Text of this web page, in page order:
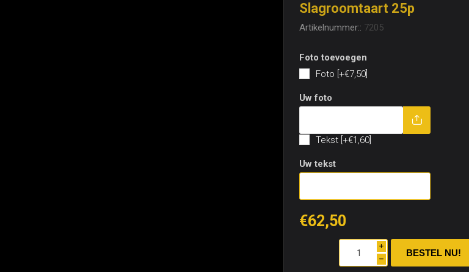
Slagroomtaart 25p
Artikelnummer:: 7205
Foto toevoegen
Foto [+€7,50]
Uw foto
Tekst
Tekst [+€1,60]
Uw tekst
€62,50
i
h